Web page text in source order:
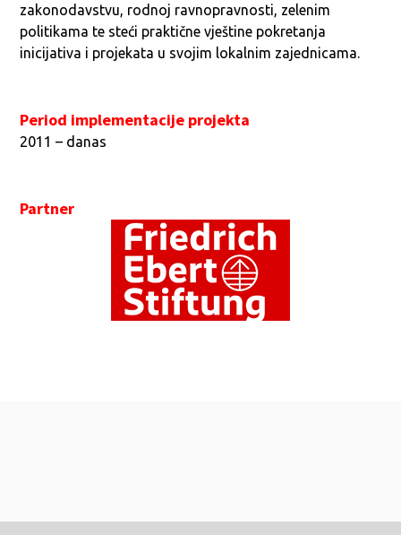
zakonodavstvu, rodnoj ravnopravnosti, zelenim
politikama te steći praktične vještine pokretanja
inicijativa i projekata u svojim lokalnim zajednicama.
Period implementacije projekta
2011 – danas
Partner